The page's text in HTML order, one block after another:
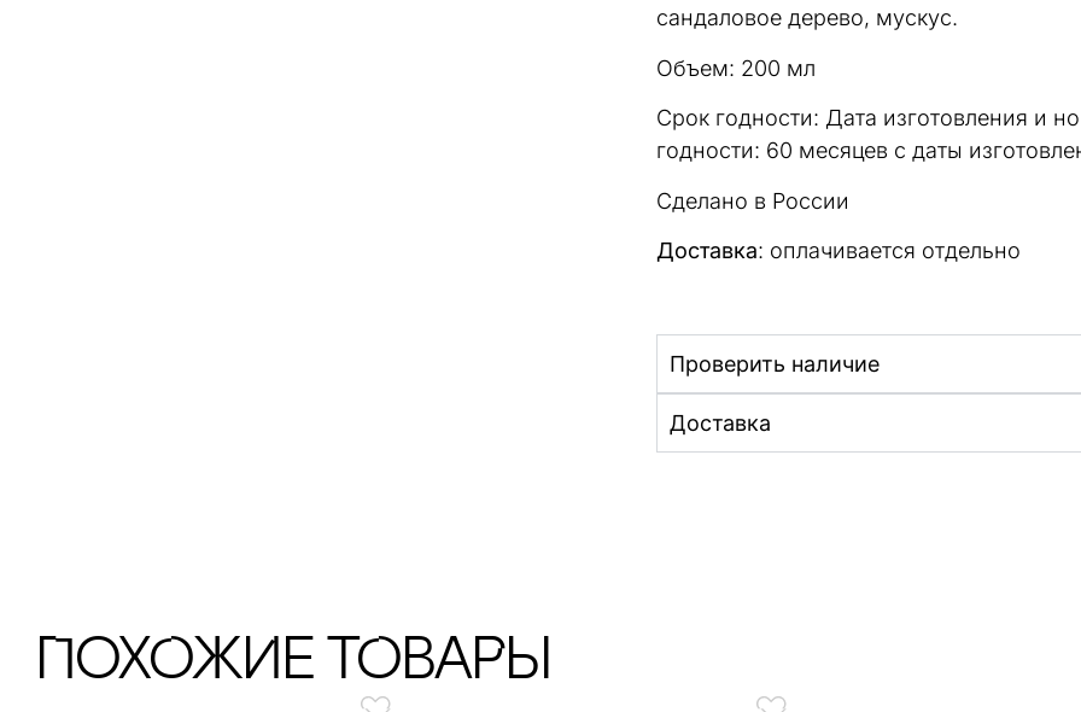
сандаловое дерево, мускус.
Объем: 200 мл
Срок годности: Дата изготовления и
годности: 60 месяцев с даты
Сделано в России
Доставка: оплачивается отдельно
Проверить наличие
Доставка
ПохОжИе тОваРы